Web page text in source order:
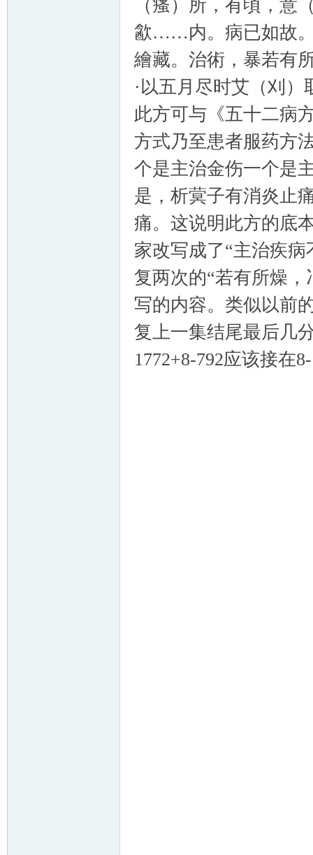
（瘙）所，有頃，意
㱃……内。病已如故
繪藏。治術，暴若有
·以五月尽时艾（刈
此方可与《五十二病
方式乃至患者服药方
个是主治金伤一个是
是，析蓂子有消炎止
痛。这说明此方的底
家改写成了“主治疾
复两次的“若有所燥
写的内容。类似以前
复上一集结尾最后几
1772+8-792应该接在